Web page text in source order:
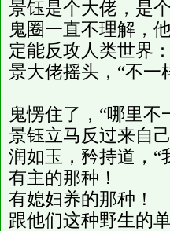
景钰是个大佬，是
鬼圈一直不理解，
定能反攻人类世界
景大佬摇头，“不一
鬼愣住了，“哪里不
景钰立马反过来自
润如玉，矜持道，“
有主的那种！
有媳妇养的那种！
跟他们这种野生的